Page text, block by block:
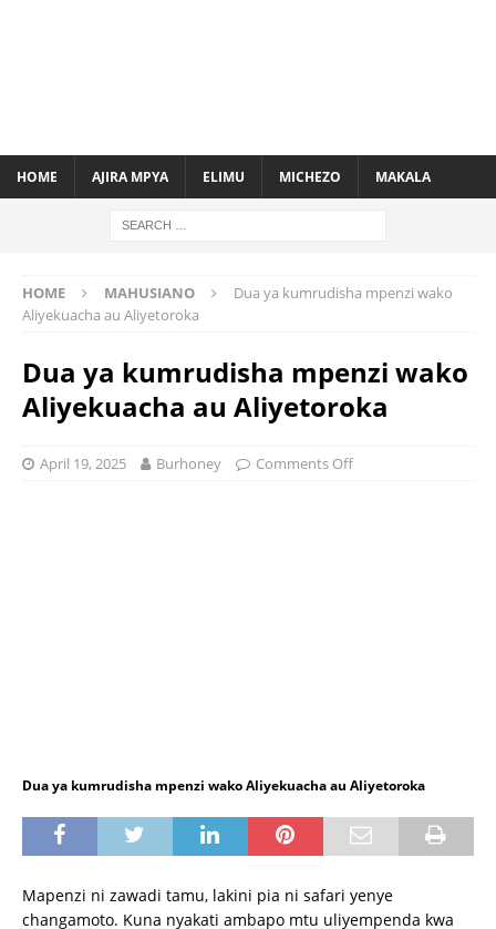
HOME AJIRA MPYA ELIMU MICHEZO MAKALA
HOME MAHUSIANO
Dua ya kumrudisha mpenzi wako
Aliyekuacha au Aliyetoroka
Dua ya kumrudisha mpenzi wako
Aliyekuacha au Aliyetoroka
April 19, 2025 Burhoney Comments Off
Dua ya kumrudisha mpenzi wako Aliyekuacha au Aliyetoroka
Mapenzi ni zawadi tamu, lakini pia ni safari yenye
changamoto. Kuna nyakati ambapo mtu uliyempenda kwa